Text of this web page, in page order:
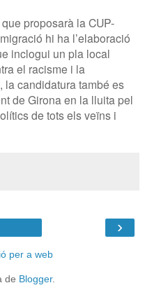
proposarà la CUP-
hi ha l’elaboració
inclogui un pla local
el racisme i la
la candidatura també es
de Girona en la lluita pel
de tots els veïns i
›
per a web
de Blogger.